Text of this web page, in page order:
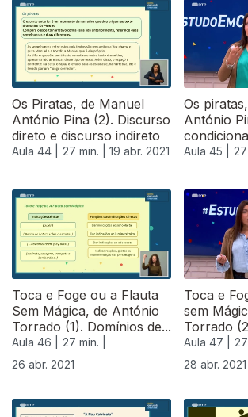
Os Piratas, de Manuel
António Pina (2). Discurso
direto e discurso indireto
Aula 44 | 27 min. | 19 abr. 2021
Os
António
Aula 45 |
Toca e Foge ou a Flauta
Sem Mágica, de António
Torrado (1). Domínios de...
Aula 46 |
27 min. |
26 abr. 2021
Toca e
sem
Torrado
Aula 47 |
27
28 abr. 2021
540101